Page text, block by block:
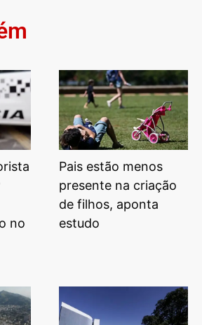
no
Pais estão menos
presente na criação
de filhos, aponta
estudo